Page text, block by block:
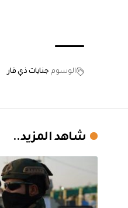
الوسوم جنايات ذي قار
شاهد المزيد..